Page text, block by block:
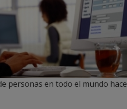
personas en todo el mundo